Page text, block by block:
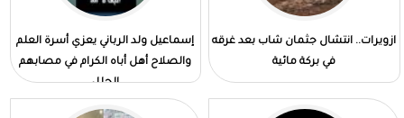
ازويرات.. انتشال جثمان شاب بعد غرقه
في بركة مائية
إسماعيل ولد الرباني يعزي أسرة العلم
والصلاح أهل أباه الكرام في مصابهم
الجلل